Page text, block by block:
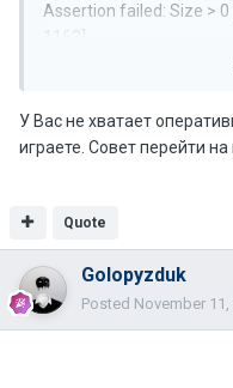
Assertion failed: Size > 0
UWindowsClient::Tick <-
UpdateWorld <- MainLoop
У Вас не хватает
играете. Совет перейти на
Quote
Golopyzduk
Posted November 11,